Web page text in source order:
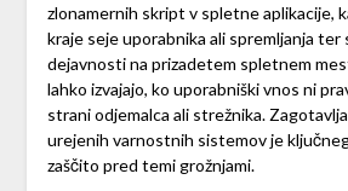
zlonamernih skript v spletne aplikacije,
kraje seje uporabnika ali spremljanja ter
dejavnosti na prizadetem spletnem
lahko izvajajo, ko uporabniški vnos ni
strani odjemalca ali strežnika.
urejenih varnostnih sistemov je
zaščito pred temi grožnjami.